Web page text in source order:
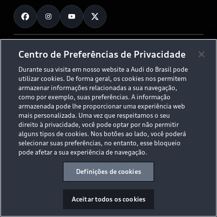
Planejamento de recarga
O Legado do S
Audi Driving Experience
ESG
Tecnologias Audi
Audi Collection
Fale Conosco
Trabalhe Conosco
© 2026 AUDI AG. All Rights Reserved.
Políticas de Privacidade
Código de Conduta
Aviso Legal
Proteção de Dados - LGPD
Sala de Imprensa
Desacelere. Seu bem maior é a vida.
Centro de Preferências de Privacidade
Durante sua visita em nosso website a Audi do Brasil pode
utilizar cookies. De forma geral, os cookies nos permitem
armazenar informações relacionadas a sua navegação,
como por exemplo, suas preferências. A informação
armazenada pode lhe proporcionar uma experiência web
mais personalizada. Uma vez que respeitamos o seu
direito à privacidade, você pode optar por não permitir
alguns tipos de cookies. Nos botões ao lado, você poderá
selecionar suas preferências, no entanto, esse bloqueio
pode afetar a sua experiência de navegação.
Definições de cookies
Aceitar todos os cookies